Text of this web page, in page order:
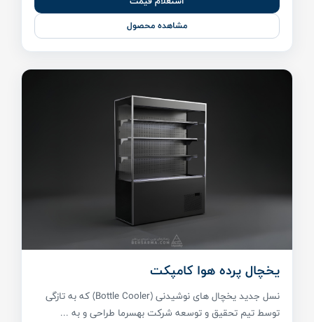
مشاهده محصول
یخچال پرده هوا کامپکت
نسل جدید یخچال های نوشیدنی (Bottle Cooler) که به تازگی
توسط تیم تحقیق و توسعه شرکت بهسرما طراحی و به ...